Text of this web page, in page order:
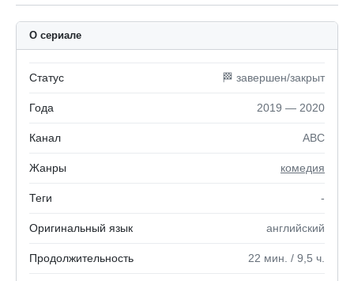
О сериале
Статус 🏁 завершен/закрыт
Года 2019 — 2020
Канал ABC
Жанры комедия
Теги -
Оригинальный язык английский
Продолжительность 22 мин. / 9,5 ч.